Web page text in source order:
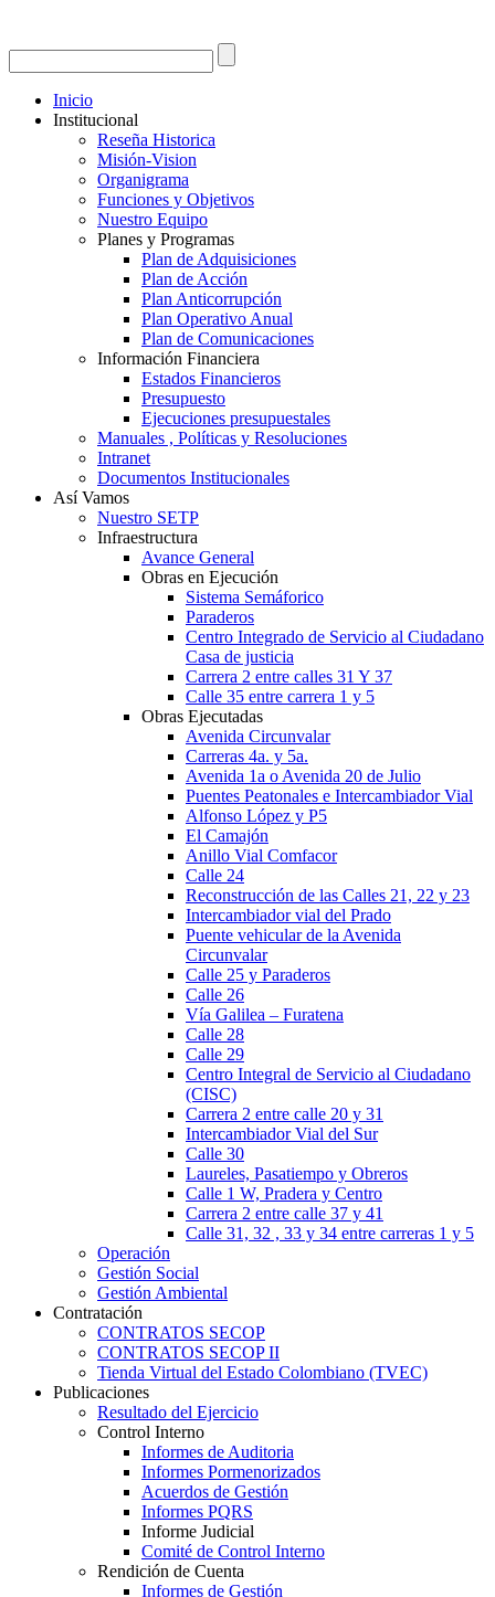
Inicio
Institucional
Reseña Historica
Misión-Vision
Organigrama
Funciones y Objetivos
Nuestro Equipo
Planes y Programas
Plan de Adquisiciones
Plan de Acción
Plan Anticorrupción
Plan Operativo Anual
Plan de Comunicaciones
Información Financiera
Estados Financieros
Presupuesto
Ejecuciones presupuestales
Manuales , Políticas y Resoluciones
Intranet
Documentos Institucionales
Así Vamos
Nuestro SETP
Infraestructura
Avance General
Obras en Ejecución
Sistema Semáforico
Paraderos
Centro Integrado de Servicio al Ciudadano
Casa de justicia
Carrera 2 entre calles 31 Y 37
Calle 35 entre carrera 1 y 5
Obras Ejecutadas
Avenida Circunvalar
Carreras 4a. y 5a.
Avenida 1a o Avenida 20 de Julio
Puentes Peatonales e Intercambiador Vial
Alfonso López y P5
El Camajón
Anillo Vial Comfacor
Calle 24
Reconstrucción de las Calles 21, 22 y 23
Intercambiador vial del Prado
Puente vehicular de la Avenida
Circunvalar
Calle 25 y Paraderos
Calle 26
Vía Galilea – Furatena
Calle 28
Calle 29
Centro Integral de Servicio al Ciudadano
(CISC)
Carrera 2 entre calle 20 y 31
Intercambiador Vial del Sur
Calle 30
Laureles, Pasatiempo y Obreros
Calle 1 W, Pradera y Centro
Carrera 2 entre calle 37 y 41
Calle 31, 32 , 33 y 34 entre carreras 1 y 5
Operación
Gestión Social
Gestión Ambiental
Contratación
CONTRATOS SECOP
CONTRATOS SECOP II
Tienda Virtual del Estado Colombiano (TVEC)
Publicaciones
Resultado del Ejercicio
Control Interno
Informes de Auditoria
Informes Pormenorizados
Acuerdos de Gestión
Informes PQRS
Informe Judicial
Comité de Control Interno
Rendición de Cuenta
Informes de Gestión